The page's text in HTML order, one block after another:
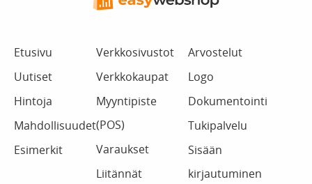
Etusivu
Uutiset
Hintoja
Mahdollisuudet
Esimerkit
Verkkosivustot
Verkkokaupat
Myyntipiste
(POS)
Varaukset
Liitännät
Arvostelut
Logo
Dokumentointi
Tukipalvelu
Sisään
kirjautuminen